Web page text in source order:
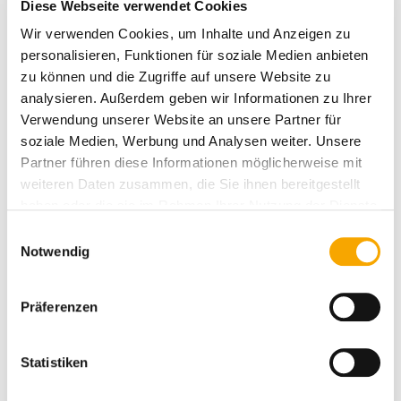
Diese Webseite verwendet Cookies
Wir verwenden Cookies, um Inhalte und Anzeigen zu
personalisieren, Funktionen für soziale Medien anbieten
zu können und die Zugriffe auf unsere Website zu
analysieren. Außerdem geben wir Informationen zu Ihrer
Verwendung unserer Website an unsere Partner für
soziale Medien, Werbung und Analysen weiter. Unsere
Partner führen diese Informationen möglicherweise mit
weiteren Daten zusammen, die Sie ihnen bereitgestellt
Notwendig
Präferenzen
Statistiken
Mehr Kontrolle:Bieten
Sicherheitsfunktionen auch bei
Abwesenheit oder Urlaub
Sie interessieren sich für unsere
Schauen Sie sich doch unsere vielfältigen
Lösungen an – sicher ist auch das Passende für
Rollladen im Überblick